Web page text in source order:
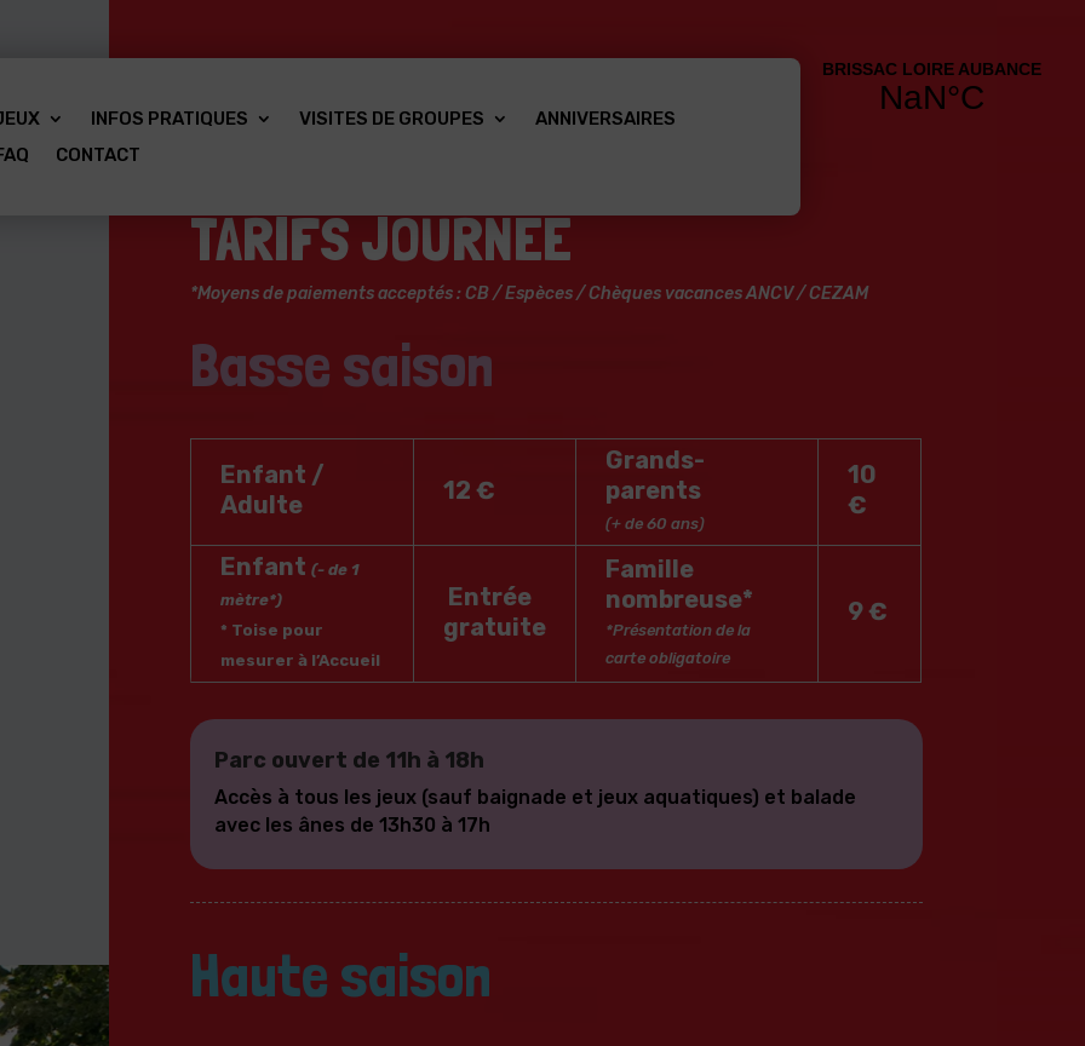
INFOS PRATIQUES VISITES DE GROUPES
ANNIVERSAIRES
CONTACT
TARIFS JOURNÉE
*Moyens de paiements acceptés : CB / Espèces / Chèques vacances ANCV / CEZAM
Basse saison
Enfant /
Adulte
12 €
Grands-
parents
(+ de 60 ans)
10
€
Enfant (- de 1
mètre*)
* Toise pour
mesurer à l’Accueil
Entrée
gratuite
Famille
nombreuse*
*Présentation de la
carte obligatoire
9 €
Parc ouvert de 11h à 18h
Accès à tous les jeux (sauf baignade et jeux aquatiques) et balade
avec les ânes de 13h30 à 17h
Haute saison